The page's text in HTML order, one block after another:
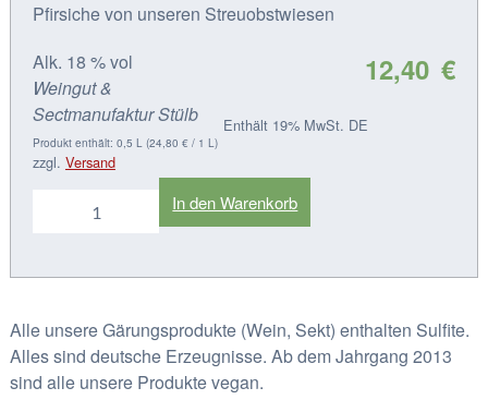
Pfirsiche von unseren Streuobstwiesen
Alk. 18 % vol
Weingut &
Sectmanufaktur Stülb
12,40 €
Enthält 19% MwSt. DE
Produkt enthält: 0,5 L (24,80 € / 1 L)
zzgl. Versand
Weinbergspfirsich
In den Warenkorb
Alle unsere Gärungsprodukte (Wein, Sekt) enthalten Sulfite.
Alles sind deutsche Erzeugnisse. Ab dem Jahrgang 2013
sind alle unsere Produkte vegan.